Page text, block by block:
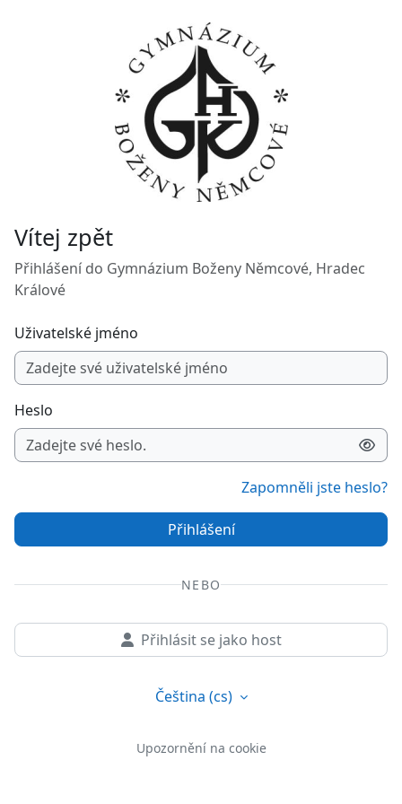
Vítej zpět
Přihlášení do Gymnázium Boženy Němcové, Hradec
Králové
Uživatelské jméno
Heslo
Zapomněli jste heslo?
Přihlášení
NEBO
Přihlásit se jako host
Čeština ‎(cs)‎
Upozornění na cookie